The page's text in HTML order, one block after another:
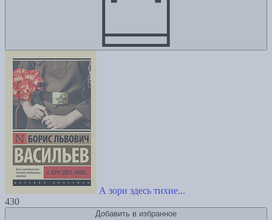
А зори здесь тихие...
430
Добавить в избранное